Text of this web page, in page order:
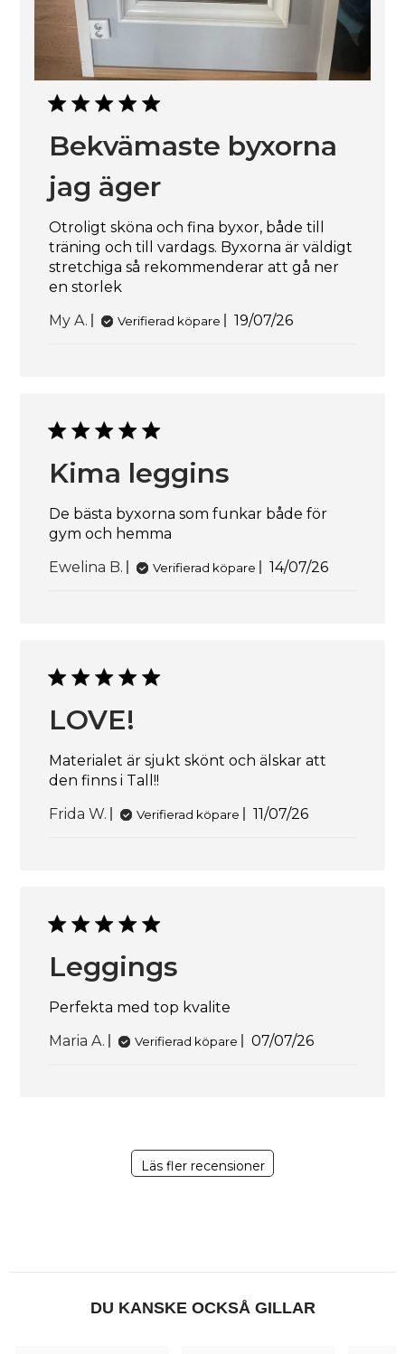
Bekvämaste byxorna
jag äger
Otroligt sköna och fina byxor, både till
träning och till vardags. Byxorna är väldigt
stretchiga så rekommenderar att gå ner
en storlek
My A.
Verifierad köpare Publiceringsdatum
19/07/26
Kima leggins
De bästa byxorna som funkar både för
gym och hemma
Ewelina B.
Verifierad köpare 14/07/26
LOVE!
Materialet är sjukt skönt och älskar att
den finns i Tall!!
Frida W.
Verifierad köpare 11/07/26
Leggings
Perfekta med top kvalite
Maria A.
Verifierad köpare 07/07/26
Läs fler recensioner
DU KANSKE OCKSÅ GILLAR